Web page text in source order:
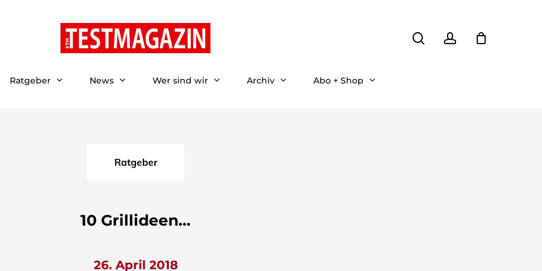
Ratgeber News Wer sind wir Archiv Abo + Shop
Ratgeber
10 Grillideen…
26. April 2018